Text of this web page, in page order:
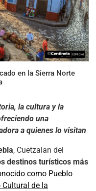
en la Sierra Norte
la cultura y la
una
a quienes lo visitan
, Cuetzalan del
destinos turísticos más
como Pueblo
de la